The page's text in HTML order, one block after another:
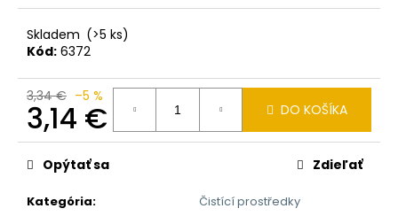
Skladem (>5 ks)
Kód: 6372
3,34 € –5 %
3,14 €
Jednotková
cena:
DO KOŠÍKA
Kategória: Čistící prostředky
Opýtať sa Zdieľať
o
ú
č
a
m
e
POMERANČ
900G